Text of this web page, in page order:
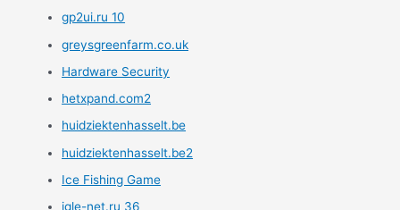
gp2ui.ru 10
greysgreenfarm.co.uk
Hardware Security
hetxpand.com2
huidziektenhasselt.be
huidziektenhasselt.be2
Ice Fishing Game
igle-net.ru 36